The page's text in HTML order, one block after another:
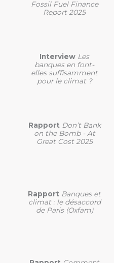
Fossil Fuel Finance
Report 2025
Interview Les
banques en font-
elles suffisamment
pour le climat ?
Rapport Don’t Bank
on the Bomb - At
Great Cost 2025
Rapport Banques et
climat : le désaccord
de Paris (Oxfam)